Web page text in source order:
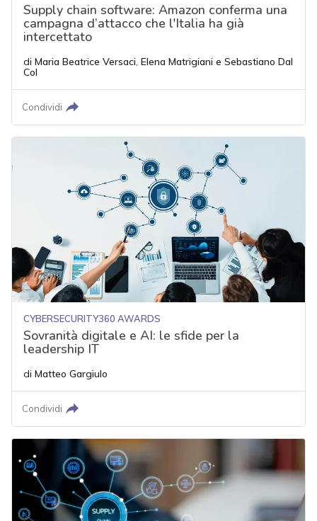
Supply chain software: Amazon conferma una
campagna d’attacco che l'Italia ha già
intercettato
di Maria Beatrice Versaci, Elena Matrigiani e Sebastiano Dal
Col
Condividi
CYBERSECURITY360 AWARDS
Sovranità digitale e AI: le sfide per la
leadership IT
di Matteo Gargiulo
Condividi